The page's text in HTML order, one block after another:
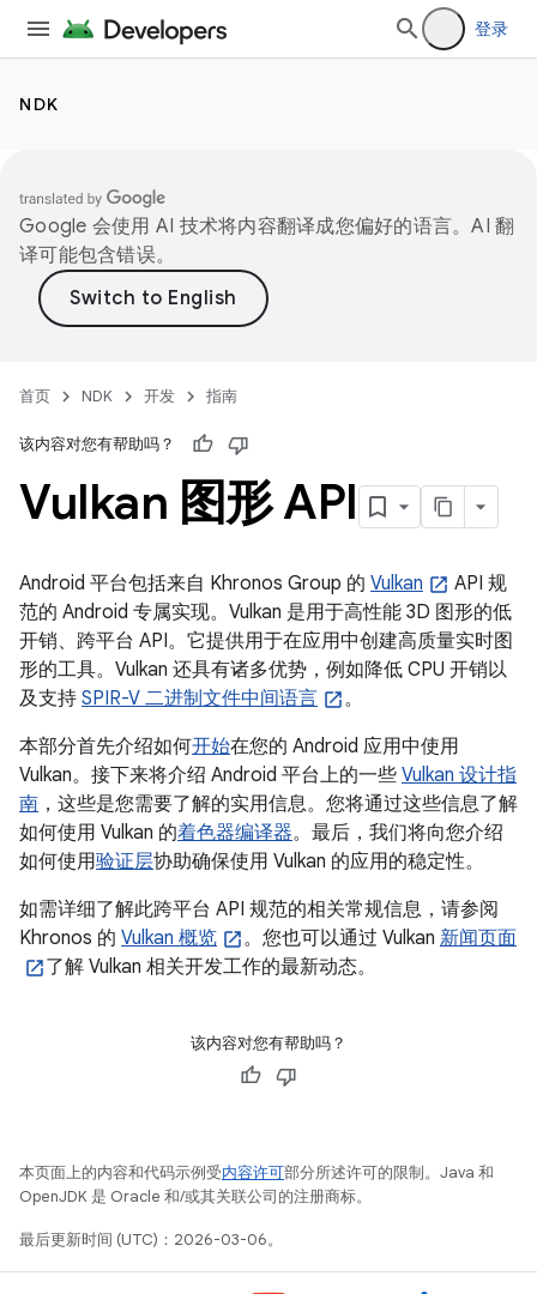
登录
NDK
Google 会使用 AI 技术将内容翻译成您偏好的语言。AI 翻
译可能包含错误。
首页 NDK 开发 指南
该内容对您有帮助吗？
Vulkan 图形 API
Android 平台包括来自 Khronos Group 的 Vulkan
API 规
范的 Android 专属实现。Vulkan 是用于高性能 3D 图形的低
开销、跨平台 API。它提供用于在应用中创建高质量实时图
形的工具。Vulkan 还具有诸多优势，例如降低 CPU 开销以
及支持 SPIR-V 二进制文件中间语言
。
本部分首先介绍如何开始在您的 Android 应用中使用
Vulkan。接下来将介绍 Android 平台上的一些 Vulkan 设计指
南 ，这些是您需要了解的实用信息。您将通过这些信息了解
如何使用 Vulkan 的着色器编译器。最后，我们将向您介绍
如何使用验证层协助确保使用 Vulkan 的应用的稳定性。
如需详细了解此跨平台 API 规范的相关常规信息，请参阅
Khronos 的 Vulkan 概览 。您也可以通过 Vulkan 新闻页面
了解 Vulkan 相关开发工作的最新动态。
该内容对您有帮助吗？
本页面上的内容和代码示例受内容许可部分所述许可的限制。Java 和
OpenJDK 是 Oracle 和/或其关联公司的注册商标。
最后更新时间 (UTC)：2026-03-06。